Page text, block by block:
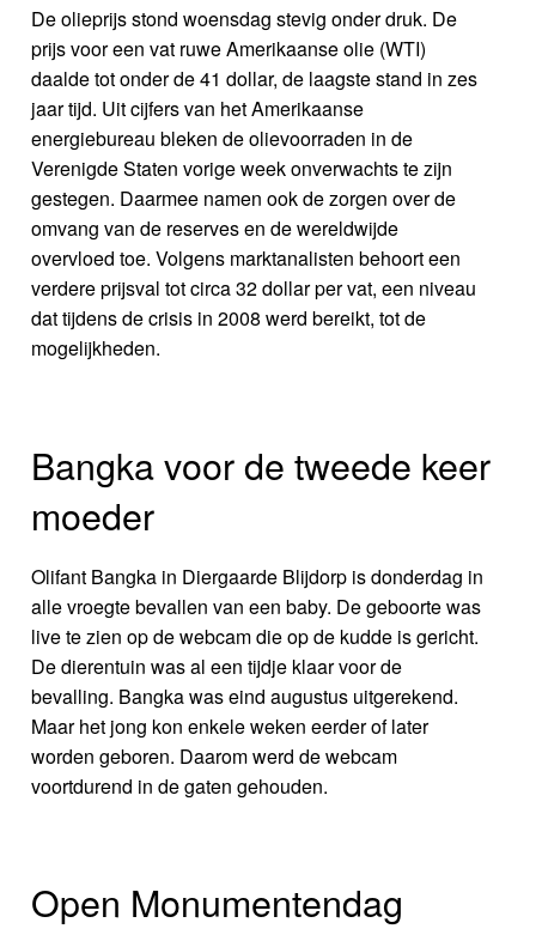
De olieprijs stond woensdag stevig onder druk. De
prijs voor een vat ruwe Amerikaanse olie (WTI)
daalde tot onder de 41 dollar, de laagste stand in zes
jaar tijd. Uit cijfers van het Amerikaanse
energiebureau bleken de olievoorraden in de
Verenigde Staten vorige week onverwachts te zijn
gestegen. Daarmee namen ook de zorgen over de
omvang van de reserves en de wereldwijde
overvloed toe. Volgens marktanalisten behoort een
verdere prijsval tot circa 32 dollar per vat, een niveau
dat tijdens de crisis in 2008 werd bereikt, tot de
mogelijkheden.
Bangka voor de tweede keer
moeder
Olifant Bangka in Diergaarde Blijdorp is donderdag in
alle vroegte bevallen van een baby. De geboorte was
live te zien op de webcam die op de kudde is gericht.
De dierentuin was al een tijdje klaar voor de
bevalling. Bangka was eind augustus uitgerekend.
Maar het jong kon enkele weken eerder of later
worden geboren. Daarom werd de webcam
voortdurend in de gaten gehouden.
Open Monumentendag